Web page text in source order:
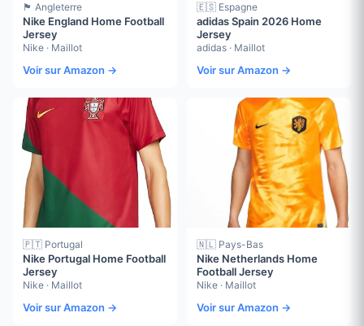
🏴󠁧󠁢󠁥󠁮󠁧󠁿 Angleterre
Nike England Home Football
Jersey
Nike · Maillot
Voir sur Amazon →
🇪🇸 Espagne
adidas Spain 2026 Home
Jersey
adidas · Maillot
Voir sur Amazon →
🇵🇹 Portugal
Nike Portugal Home Football
Jersey
Nike · Maillot
Voir sur Amazon →
🇳🇱 Pays-Bas
Nike Netherlands Home
Football Jersey
Nike · Maillot
Voir sur Amazon →